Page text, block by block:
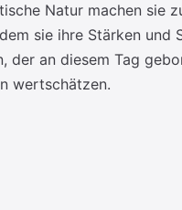
Natur machen
sie ihre Stärken
der an diesem Tag
wertschätzen.